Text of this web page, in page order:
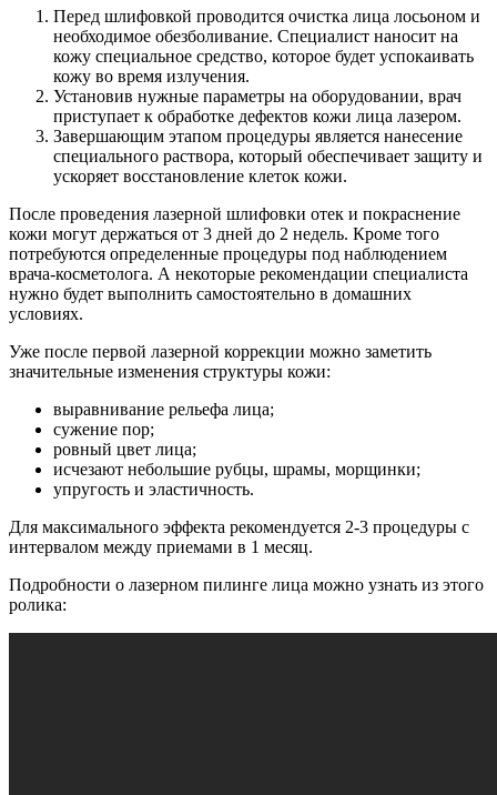
Перед шлифовкой проводится очистка лица лосьоном и
необходимое обезболивание. Специалист наносит на
кожу специальное средство, которое будет успокаивать
кожу во время излучения.
Установив нужные параметры на оборудовании, врач
приступает к обработке дефектов кожи лица лазером.
Завершающим этапом процедуры является нанесение
специального раствора, который обеспечивает защиту и
ускоряет восстановление клеток кожи.
После проведения лазерной шлифовки отек и покраснение
кожи могут держаться от 3 дней до 2 недель. Кроме того
потребуются определенные процедуры под наблюдением
врача-косметолога. А некоторые рекомендации специалиста
нужно будет выполнить самостоятельно в домашних
условиях.
Уже после первой лазерной коррекции можно заметить
значительные изменения структуры кожи:
выравнивание рельефа лица;
сужение пор;
ровный цвет лица;
исчезают небольшие рубцы, шрамы, морщинки;
упругость и эластичность.
Для максимального эффекта рекомендуется 2-3 процедуры с
интервалом между приемами в 1 месяц.
Подробности о лазерном пилинге лица можно узнать из этого
ролика: